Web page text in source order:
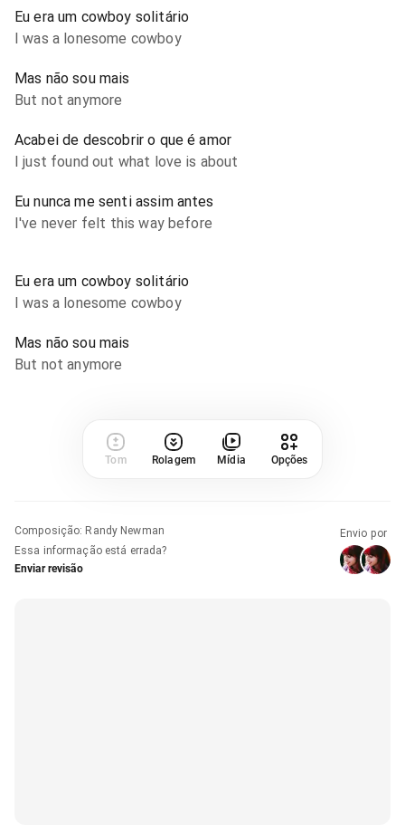
Eu era um cowboy solitário
I was a lonesome cowboy
Mas não sou mais
But not anymore
Acabei de descobrir o que é amor
I just found out what love is about
Eu nunca me senti assim antes
I've never felt this way before
Eu era um cowboy solitário
I was a lonesome cowboy
Mas não sou mais
But not anymore
Tom Rolagem Mídia Opções
Composição: Randy Newman
Essa informação está errada?
Enviar revisão
Envio por